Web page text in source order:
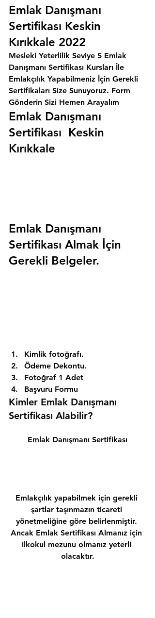
Emlak Danışmanı
Sertifikası Keskin
Kırıkkale 2022
Mesleki Yeterlilik Seviye 5 Emlak
Danışmanı Sertifikası Kursları İle
Emlakçılık Yapabilmeniz İçin Gerekli
Sertifikaları Size Sunuyoruz. Form
Gönderin Sizi Hemen Arayalım
Emlak Danışmanı
Sertifikası  Keskin
Kırıkkale
Emlak Danışmanı
Sertifikası Almak İçin
Gerekli Belgeler.
Kimlik fotoğrafı.
Ödeme Dekontu.
Fotoğraf 1 Adet
Başvuru Formu
Kimler Emlak Danışmanı
Sertifikası Alabilir?
Emlak Danışmanı Sertifikası
Emlakçılık yapabilmek için gerekli
şartlar taşınmazın ticareti
yönetmeliğine göre belirlenmiştir.
Ancak Emlak Sertifikası Almanız için
ilkokul mezunu olmanız yeterli
olacaktır.